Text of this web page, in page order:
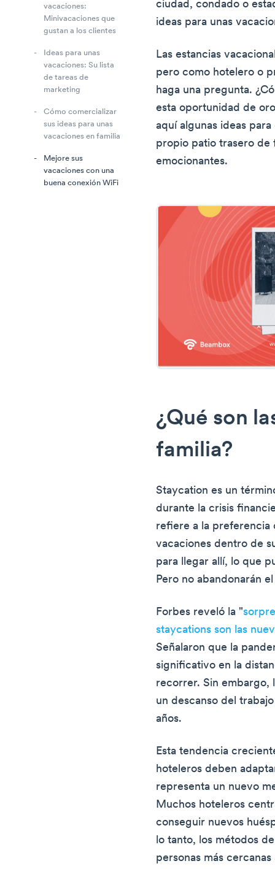
vacaciones:
Minivacaciones que
gustan a los clientes
Ideas para unas
vacaciones: Su lista
de tareas de
marketing
Cómo comercializar
sus ideas para unas
vacaciones en familia
Mejore sus
vacaciones con una
buena conexión WiFi
ciudad, condado o
ideas para unas
Las estancias
pero como hotelero o
haga una pregunta.
esta oportunidad de
aquí algunas ideas
propio patio trasero de
emocionantes.
¿Qué son
familia?
Staycation es un
durante la crisis
refiere a la preferencia
vacaciones dentro de
para llegar allí, lo que
Pero no abandonarán
Forbes reveló la "
staycations son las
Señalaron que la
significativo en la
recorrer. Sin embargo,
un descanso del
años.
Esta tendencia
hoteleros deben
representa un nuevo
Muchos hoteleros
conseguir nuevos
lo tanto, los métodos
personas más